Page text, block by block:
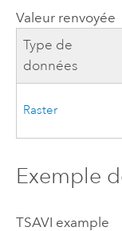
Valeur renvoyée
Type de
données
Raster
Exemple
TSAVI example